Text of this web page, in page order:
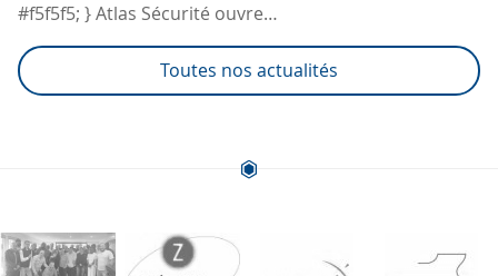
#f5f5f5; } Atlas Sécurité ouvre…
Toutes nos actualités